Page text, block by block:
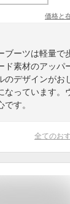
価格と
ーツは軽量で
ド素材のアッパ
のデザインがお
なっています。
す。
全てのお